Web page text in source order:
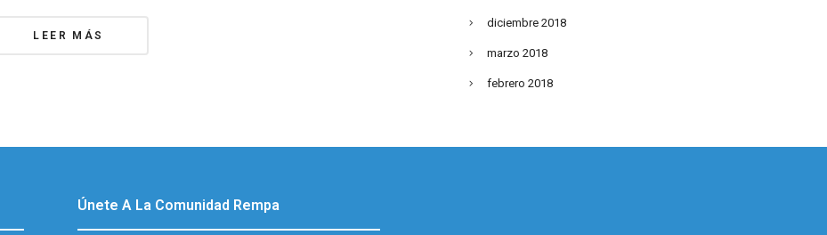
PostsLEER MÁS
diciembre 2018
marzo 2018
febrero 2018
Únete A La Comunidad Rempa